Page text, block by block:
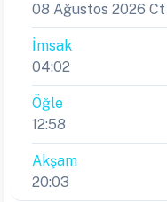
08 Ağustos 2026 Ct
İmsak
04:02
Öğle
12:58
Akşam
20:03